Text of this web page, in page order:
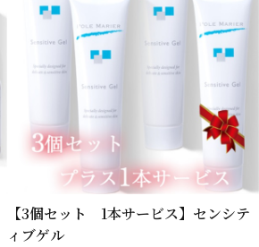
【3個セット 1本サービス】センシテ
ィブゲル